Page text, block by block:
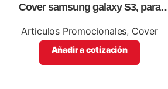
Cover samsung galaxy S3, para
Articulos Promocionales, Cover
Añadir a cotización